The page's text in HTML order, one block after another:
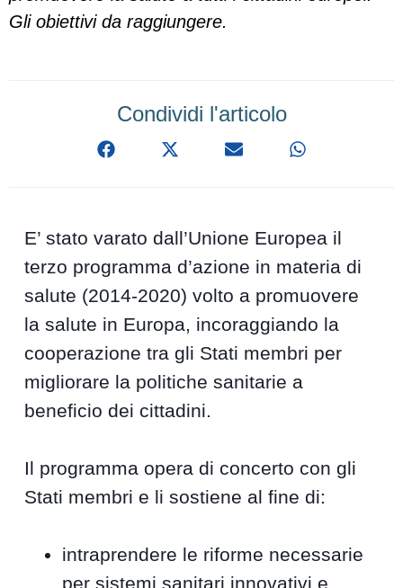
Gli obiettivi da raggiungere.
Condividi l'articolo
E’ stato varato dall’Unione Europea il
terzo programma d’azione in materia di
salute (2014-2020) volto a promuovere
la salute in Europa, incoraggiando la
cooperazione tra gli Stati membri per
migliorare la politiche sanitarie a
beneficio dei cittadini.
Il programma opera di concerto con gli
Stati membri e li sostiene al fine di:
intraprendere le riforme necessarie
per sistemi sanitari innovativi e